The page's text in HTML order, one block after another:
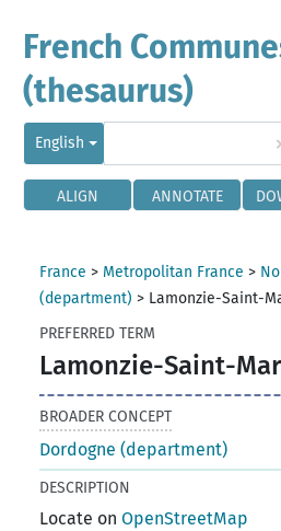
French
(thesaurus)
English
ALIGN ANNOTATE
France > Metropolitan France >
(department) > Lamonzie-Saint-
PREFERRED TERM
Lamonzie-Saint-
BROADER CONCEPT
Dordogne (department)
DESCRIPTION
Locate onOpenStreetMap